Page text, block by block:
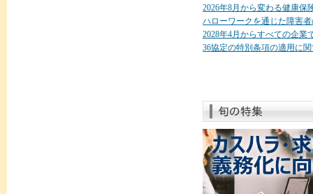
2026年8月から変わる健康保
ハローワークを通じた障害
2028年4月からすべての企業
36協定の特別条項の適用に